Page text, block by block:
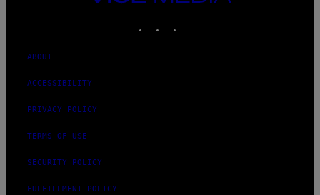
ABOUT
ACCESSIBILITY
PRIVACY POLICY
TERMS OF USE
SECURITY POLICY
FULFILLMENT POLICY